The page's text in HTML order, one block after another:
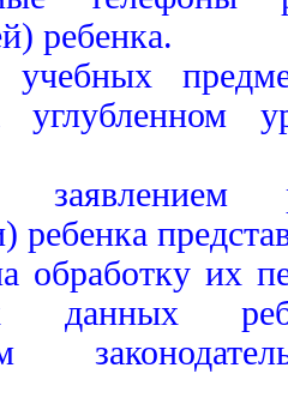
ребенка.
учебных
углубленном
ребенка
обработку их
данных